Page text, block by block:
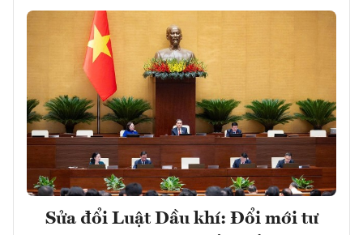
Sửa đổi Luật Dầu khí: Đổi mới tư